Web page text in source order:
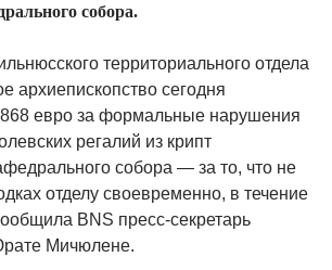
собора.
территориального отдела
архиепископство сегодня
евро за формальные нарушения
регалий из крипт
собора — за то, что не
отделу своевременно, в течение
BNS пресс-секретарь
Мичюлене.